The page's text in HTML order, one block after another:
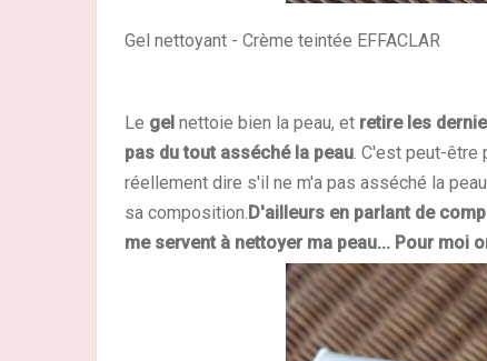
Gel nettoyant - Crème teintée EFFACLAR
Le gel nettoie bien la peau, et retire les
pas du tout asséché la peau . C'est peut-
réellement dire s'il ne m'a pas asséché la
sa composition. D'ailleurs en parlant de
me servent à nettoyer ma peau... Pour moi